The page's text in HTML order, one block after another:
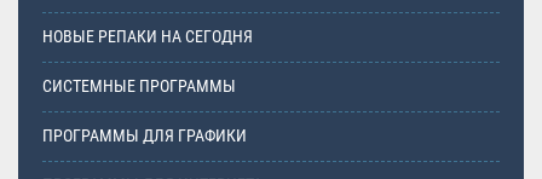
НОВЫЕ РЕПАКИ НА СЕГОДНЯ
СИСТЕМНЫЕ ПРОГРАММЫ
ПРОГРАММЫ ДЛЯ ГРАФИКИ